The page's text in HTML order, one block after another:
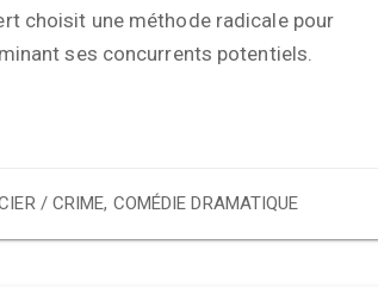
choisit une méthode radicale pour
ses concurrents potentiels.
/ CRIME, COMÉDIE DRAMATIQUE